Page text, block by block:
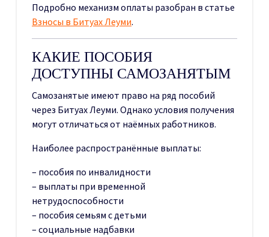
Подробно механизм оплаты разобран в статье
Взносы в Битуах Леуми.
КАКИЕ ПОСОБИЯ
ДОСТУПНЫ САМОЗАНЯТЫМ
Самозанятые имеют право на ряд пособий
через Битуах Леуми. Однако условия получения
могут отличаться от наёмных работников.
Наиболее распространённые выплаты:
– пособия по инвалидности
– выплаты при временной
нетрудоспособности
– пособия семьям с детьми
– социальные надбавки